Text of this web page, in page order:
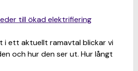
till ökad elektrifiering
i ett aktuellt ramavtal blickar vi
och hur den ser ut. Hur långt